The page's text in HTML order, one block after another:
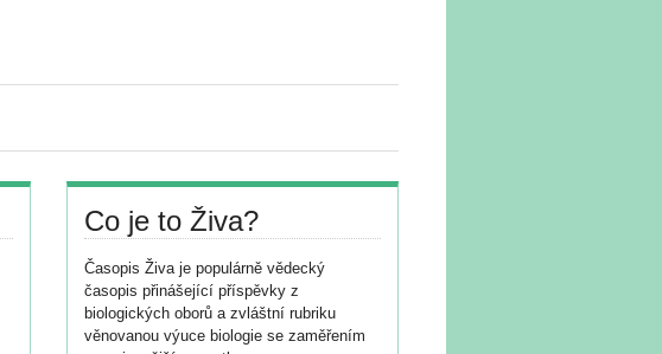
Co je to Živa?
Časopis Živa je populárně vědecký
časopis přinášející příspěvky z
biologických oborů a zvláštní rubriku
věnovanou výuce biologie se zaměřením